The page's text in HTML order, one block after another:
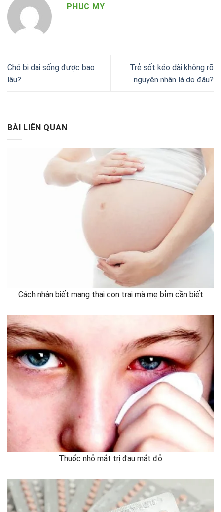
PHUC MY
Chó bị dại sống được bao
lâu?
Trẻ sốt kéo dài không rõ
nguyên nhân là do đâu?
BÀI LIÊN QUAN
Cách nhận biết mang thai con trai mà mẹ bỉm cần biết
Thuốc nhỏ mắt trị đau mắt đỏ